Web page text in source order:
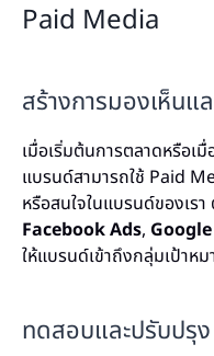
Paid Media
สร้างการมองเห็นแล
เมื่อเริ่มต้นการตลาดหรือเ
แบรนด์สามารถใช้ Paid
หรือสนใจในแบรนด์ของเร
Facebook Ads,
ให้แบรนด์เข้าถึงกลุ่มเป้าห
ทดสอบและปรับปรุง